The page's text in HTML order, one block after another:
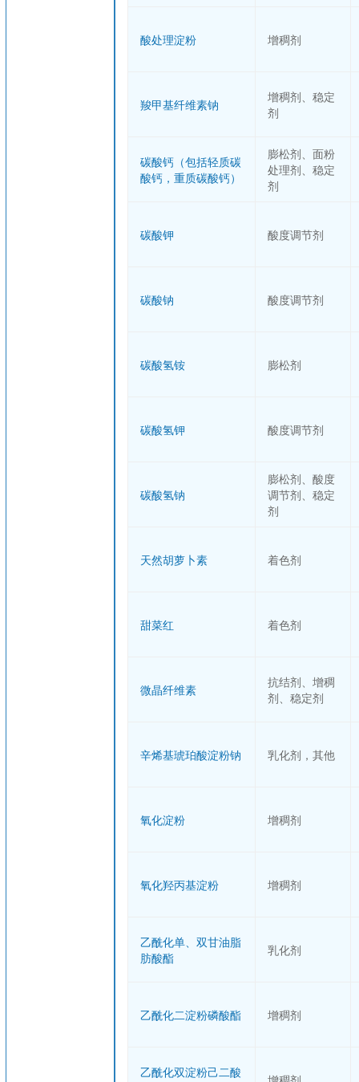
酸处理淀粉 增稠剂
羧甲基纤维素钠
增稠剂、稳定
剂
碳酸钙（包括轻质碳
酸钙，重质碳酸钙）
膨松剂、面粉
处理剂、稳定
剂
碳酸钾 酸度调节剂
碳酸钠 酸度调节剂
碳酸氢铵 膨松剂
碳酸氢钾 酸度调节剂
碳酸氢钠
膨松剂、酸度
调节剂、稳定
剂
天然胡萝卜素 着色剂
甜菜红 着色剂
微晶纤维素
抗结剂、增稠
剂、稳定剂
辛烯基琥珀酸淀粉钠 乳化剂，其他
氧化淀粉 增稠剂
氧化羟丙基淀粉 增稠剂
乙酰化单、双甘油脂
肪酸酯
乳化剂
乙酰化二淀粉磷酸酯 增稠剂
乙酰化双淀粉己二酸